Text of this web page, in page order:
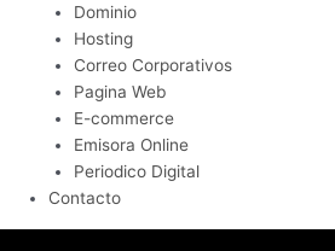
Dominio
Hosting
Correo Corporativos
Pagina Web
E-commerce
Emisora Online
Periodico Digital
Contacto